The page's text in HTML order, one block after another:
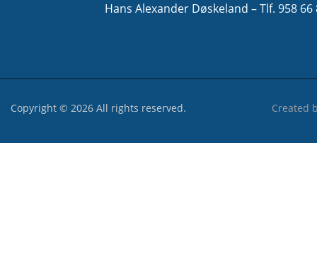
Hans Alexander Døskeland – Tlf. 958 66
Copyright © 2026 All rights reserved. Created